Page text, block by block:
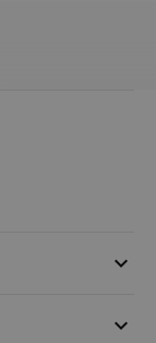
keyboard_arrow_down
keyboard_arrow_down